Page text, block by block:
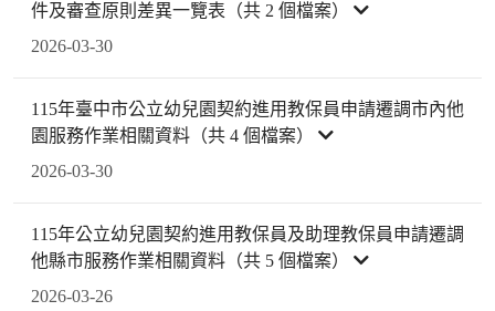
件及審查原則差異一覽表（共 2 個檔案）
2026-03-30
115年臺中市公立幼兒園契約進用教保員申請遷調市內他
園服務作業相關資料（共 4 個檔案）
2026-03-30
115年公立幼兒園契約進用教保員及助理教保員申請遷調
他縣市服務作業相關資料（共 5 個檔案）
2026-03-26